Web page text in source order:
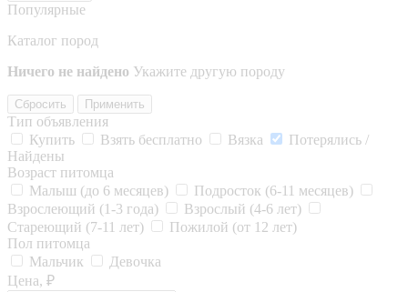
Популярные
Каталог пород
Ничего не найдено Укажите другую породу
Сбросить Применить
Тип объявления
Купить
Взять бесплатно Вязка
Потерялись /
Найдены
Возраст питомца
Малыш (до 6 месяцев)
Подросток (6-11 месяцев)
Взрослеющий (1-3 года)
Взрослый (4-6 лет)
Стареющий (7-11 лет)
Пожилой (от 12 лет)
Пол питомца
Мальчик
Девочка
Цена, ₽